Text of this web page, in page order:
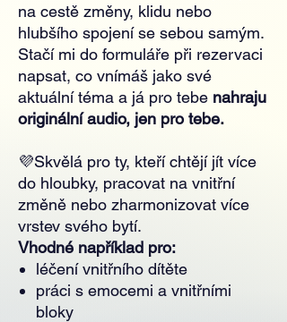
na cestě změny, klidu nebo
hlubšího spojení se sebou samým.
Stačí mi do formuláře při rezervaci
napsat, co vnímáš jako své
aktuální téma a já pro tebe nahraju
originální audio, jen pro tebe.
💜Skvělá pro ty, kteří chtějí jít více
do hloubky, pracovat na vnitřní
změně nebo zharmonizovat více
vrstev svého bytí.
Vhodné například pro:
léčení vnitřního dítěte
práci s emocemi a vnitřními
bloky